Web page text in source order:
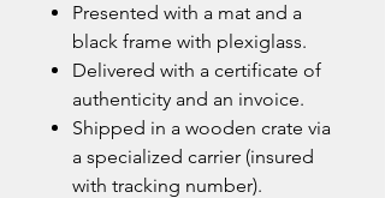
Presented with a mat and a
black frame with plexiglass.
Delivered with a certificate of
authenticity and an invoice.
Shipped in a wooden crate via
a specialized carrier (insured
with tracking number).